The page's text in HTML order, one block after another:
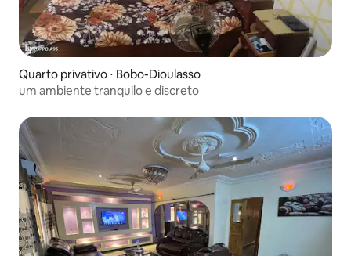
Quarto privativo ⋅ Bobo-Dioulasso
um ambiente tranquilo e discreto